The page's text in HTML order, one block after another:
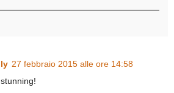
27 febbraio 2015 alle ore 14:58